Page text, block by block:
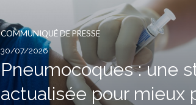
COMMUNIQUÉ DE PRESSE
30/07/2026
Pneumocoques : une
actualisée pour mieux